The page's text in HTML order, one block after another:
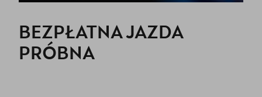
BEZPŁATNA JAZDA
PRÓBNA